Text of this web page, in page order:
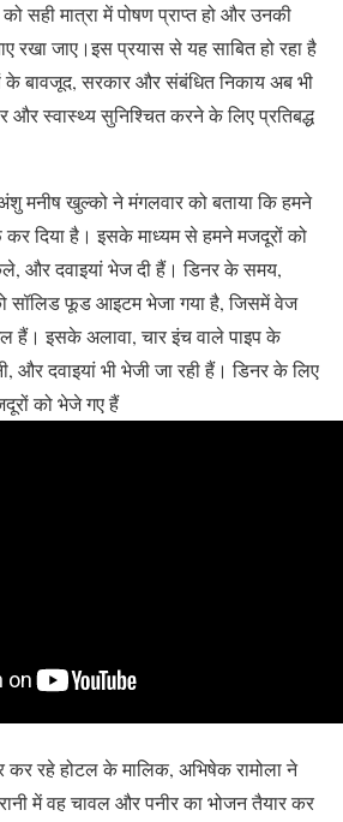
सही मात्रा में पोषण प्राप्त हो और उनकी
रखा जाए।इस प्रयास से यह साबित हो रहा है
के बावजूद, सरकार और संबंधित निकाय अब भी
और स्वास्थ्य सुनिश्चित करने के लिए प्रतिबद्ध
मनीष खुल्को ने मंगलवार को बताया कि हमने
दिया है। इसके माध्यम से हमने मजदूरों को
और दवाइयां भेज दी हैं। डिनर के समय,
सॉलिड फूड आइटम भेजा गया है, जिसमें वेज
हैं। इसके अलावा, चार इंच वाले पाइप के
और दवाइयां भी भेजी जा रही हैं। डिनर के लिए
को भेजे गए हैं
कर रहे होटल के मालिक, अभिषेक रामोला ने
में वह चावल और पनीर का भोजन तैयार कर